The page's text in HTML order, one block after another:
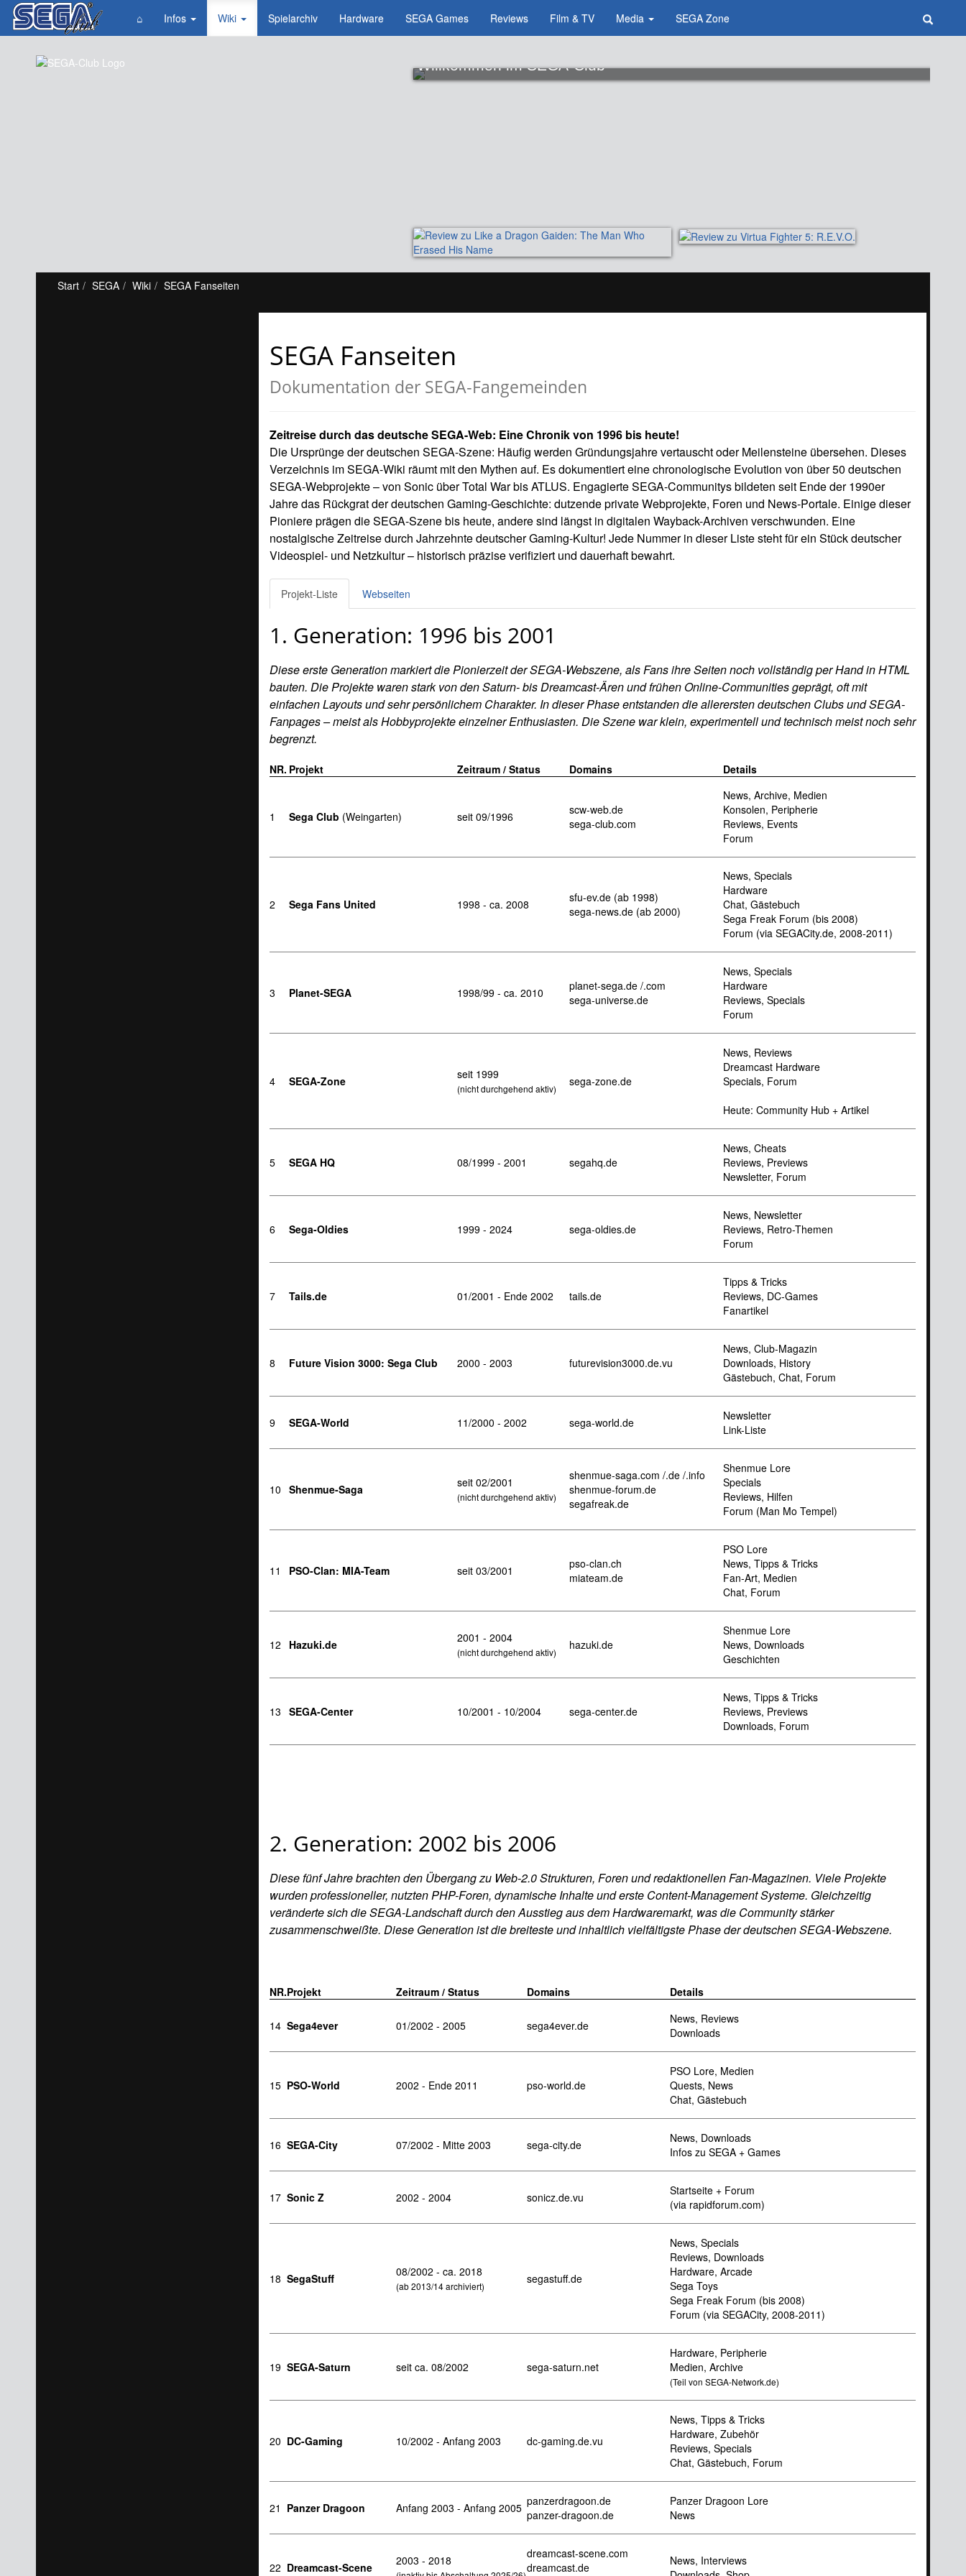
⌂ Infos Wiki Spielarchiv Hardware SEGA Games Reviews Film & TV Media SEGA Zone
Willkommen im SEGA-Club
Start SEGA Wiki SEGA Fanseiten
SEGA Fanseiten
Dokumentation der SEGA‑Fangemeinden
Zeitreise durch das deutsche SEGA-Web: Eine Chronik von 1996 bis heute!
Die Ursprünge der deutschen SEGA-Szene: Häufig werden Gründungsjahre vertauscht oder Meilensteine übersehen. Dieses
Verzeichnis im SEGA-Wiki räumt mit den Mythen auf. Es dokumentiert eine chronologische Evolution von über 50 deutschen
SEGA-Webprojekte – von Sonic über Total War bis ATLUS. Engagierte SEGA-Communitys bildeten seit Ende der 1990er
Jahre das Rückgrat der deutschen Gaming-Geschichte: dutzende private Webprojekte, Foren und News-Portale. Einige dieser
Pioniere prägen die SEGA-Szene bis heute, andere sind längst in digitalen Wayback-Archiven verschwunden. Eine
nostalgische Zeitreise durch Jahrzehnte deutscher Gaming-Kultur! Jede Nummer in dieser Liste steht für ein Stück deutscher
Videospiel- und Netzkultur – historisch präzise verifiziert und dauerhaft bewahrt.
Projekt-Liste Webseiten
1. Generation: 1996 bis 2001
Diese erste Generation markiert die Pionierzeit der SEGA-Webszene, als Fans ihre Seiten noch vollständig per Hand in HTML
bauten. Die Projekte waren stark von den Saturn- bis Dreamcast-Ären und frühen Online-Communities geprägt, oft mit
einfachen Layouts und sehr persönlichem Charakter. In dieser Phase entstanden die allerersten deutschen Clubs und SEGA-
Fanpages – meist als Hobbyprojekte einzelner Enthusiasten. Die Szene war klein, experimentell und technisch meist noch sehr
begrenzt.
NR. Projekt Zeitraum / Status Domains Details
1 Sega Club (Weingarten) seit 09/1996
scw-web.de
sega-club.com
News, Archive, Medien
Konsolen, Peripherie
Reviews, Events
Forum
2 Sega Fans United 1998 - ca. 2008
sfu-ev.de (ab 1998)
sega-news.de (ab 2000)
News, Specials
Hardware
Chat, Gästebuch
Sega Freak Forum (bis 2008)
Forum (via SEGACity.de, 2008-2011)
3 Planet-SEGA 1998/99 - ca. 2010
planet-sega.de /.com
sega-universe.de
News, Specials
Hardware
Reviews, Specials
Forum
4 SEGA-Zone seit 1999
(nicht durchgehend aktiv)
sega-zone.de
News, Reviews
Dreamcast Hardware
Specials, Forum
Heute: Community Hub + Artikel
5 SEGA HQ 08/1999 - 2001 segahq.de
News, Cheats
Reviews, Previews
Newsletter, Forum
6 Sega-Oldies 1999 - 2024 sega-oldies.de
News, Newsletter
Reviews, Retro-Themen
Forum
7 Tails.de 01/2001 - Ende 2002 tails.de
Tipps & Tricks
Reviews, DC-Games
Fanartikel
8 Future Vision 3000: Sega Club 2000 - 2003 futurevision3000.de.vu
News, Club-Magazin
Downloads, History
Gästebuch, Chat, Forum
9 SEGA-World 11/2000 - 2002 sega-world.de
Newsletter
Link-Liste
10 Shenmue-Saga seit 02/2001
(nicht durchgehend aktiv)
shenmue-saga.com /.de /.info
shenmue-forum.de
segafreak.de
Shenmue Lore
Specials
Reviews, Hilfen
Forum (Man Mo Tempel)
11 PSO-Clan: MIA-Team seit 03/2001
pso-clan.ch
miateam.de
PSO Lore
News, Tipps & Tricks
Fan-Art, Medien
Chat, Forum
12 Hazuki.de 2001 - 2004
(nicht durchgehend aktiv)
hazuki.de
Shenmue Lore
News, Downloads
Geschichten
13 SEGA-Center 10/2001 - 10/2004 sega-center.de
News, Tipps & Tricks
Reviews, Previews
Downloads, Forum
2. Generation: 2002 bis 2006
Diese fünf Jahre brachten den Übergang zu Web-2.0 Strukturen, Foren und redaktionellen Fan-Magazinen. Viele Projekte
wurden professioneller, nutzten PHP-Foren, dynamische Inhalte und erste Content-Management Systeme. Gleichzeitig
veränderte sich die SEGA-Landschaft durch den Ausstieg aus dem Hardwaremarkt, was die Community stärker
zusammenschweißte. Diese Generation ist die breiteste und inhaltlich vielfältigste Phase der deutschen SEGA-Webszene.
NR.Projekt Zeitraum / Status Domains Details
14 Sega4ever 01/2002 - 2005 sega4ever.de
News, Reviews
Downloads
15 PSO-World 2002 - Ende 2011 pso-world.de
PSO Lore, Medien
Quests, News
Chat, Gästebuch
16 SEGA-City 07/2002 - Mitte 2003 sega-city.de
News, Downloads
Infos zu SEGA + Games
17 Sonic Z 2002 - 2004 sonicz.de.vu
Startseite + Forum
(via rapidforum.com)
18 SegaStuff 08/2002 - ca. 2018
(ab 2013/14 archiviert)
segastuff.de
News, Specials
Reviews, Downloads
Hardware, Arcade
Sega Toys
Sega Freak Forum (bis 2008)
Forum (via SEGACity, 2008-2011)
19 SEGA-Saturn seit ca. 08/2002 sega-saturn.net
Hardware, Peripherie
Medien, Archive
(Teil von SEGA-Network.de)
20 DC-Gaming 10/2002 - Anfang 2003 dc-gaming.de.vu
News, Tipps & Tricks
Hardware, Zubehör
Reviews, Specials
Chat, Gästebuch, Forum
21 Panzer Dragoon Anfang 2003 - Anfang 2005 panzerdragoon.de
panzer-dragoon.de
Panzer Dragoon Lore
News
22 Dreamcast-Scene 2003 - 2018
dreamcast-scene.com
dreamcast.de
News, Interviews